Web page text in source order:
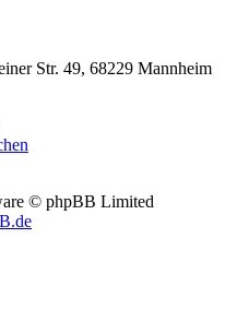
Str. 49, 68229 Mannheim
© phpBB Limited